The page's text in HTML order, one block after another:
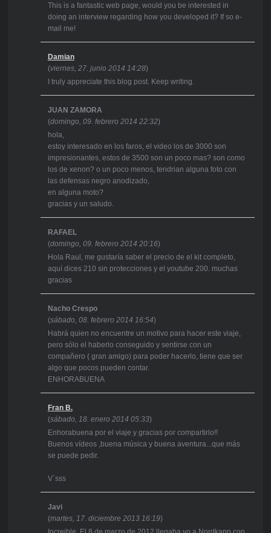
This is a fantastic web page, would you be interested in
doing an interview regarding how you developed it? If so e-
mail me!
Damian
(viernes, 27. junio 2014 14:28)
I truly appreciate this blog post. Keep writing.
JUAN ZAMORA
(domingo, 09. febrero 2014 22:32)
hola,
estoy interesado en los faros, el video los de 3000 son
impresionantes, estos de 3500 son un poco mas? son como
los de xenon? o un poco menos, tendrian alguna foto con
las defensas negro anodizado,
en alguna moto?
gracias y un saludo.
RAFAEL
(domingo, 09. febrero 2014 20:16)
Hola Raul, me gustaría saber el precio de el kit completo,
aquí dices 210 sin protecciones y el youtube 200. muchas
gracias
Nacho Crespo
(sábado, 08. febrero 2014 16:54)
Habrá quien no encuentre un motivo para hacer este viaje,
pero sólo el haberlo conseguido y sentirse con un
compañero ( gran amigo) para poder hacerlo, tiene que ser
algo que pocos pueden contar.
ENHORABUENA
Fran B.
(sábado, 18. enero 2014 05:33)
Enhorabuena por el viaje y gracias por compartirlo!!
Buenos vídeos ,buena música y buena aventura...que más
se puede pedir.
V´sss
Javi
(martes, 17. diciembre 2013 16:19)